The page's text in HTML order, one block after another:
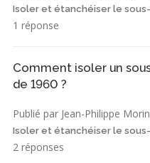
Isoler et étanchéiser le
1 réponse
Comment isoler un
de 1960 ?
Publié par Jean-Philippe Morin
Isoler et étanchéiser le
2 réponses